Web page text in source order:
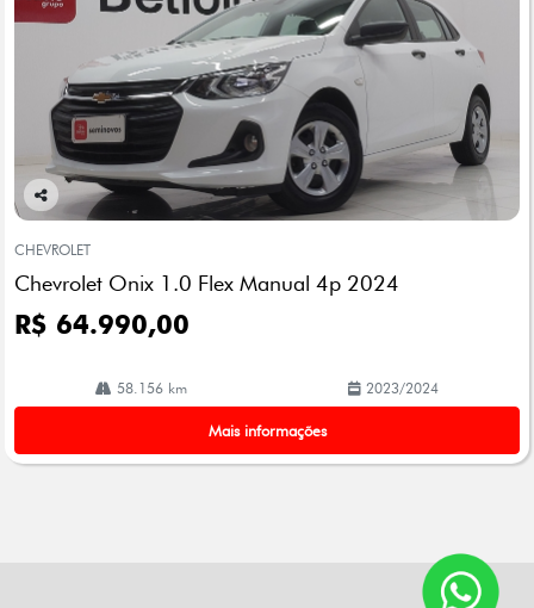
Co
arti
lhe
CHEVROLET
Chevrolet Onix 1.0 Flex Manual 4p 2024
R$ 64.990,00
58.156 km 2023/2024
Mais informações